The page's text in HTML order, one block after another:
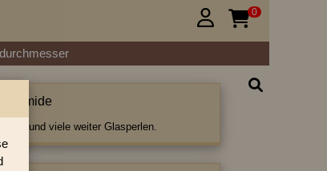
 0
und viele weiter Glasperlen.